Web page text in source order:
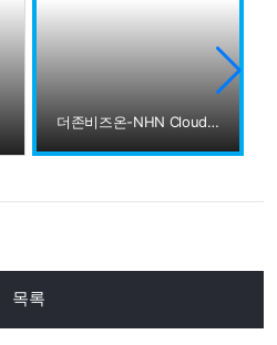
더존비즈온-NHN Cloud 업무협약식
목록